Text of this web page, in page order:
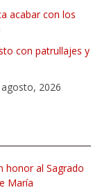
acabar con los
con patrullajes y
2026
honor al Sagrado
María